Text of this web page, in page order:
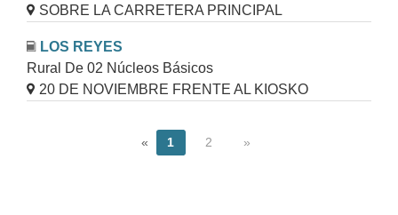
SOBRE LA CARRETERA PRINCIPAL
LOS REYES
Rural De 02 Núcleos Básicos
20 DE NOVIEMBRE FRENTE AL KIOSKO
« 1 2 »